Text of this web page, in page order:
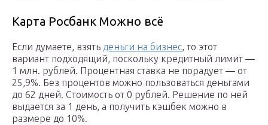
Карта Росбанк Можно всё
Если думаете, взять деньги на бизнес, то этот
вариант подходящий, поскольку кредитный лимит —
1 млн. рублей. Процентная ставка не порадует — от
25,9%. Без процентов можно пользоваться деньгами
до 62 дней. Стоимость от 0 рублей. Решение по ней
выдается за 1 день, а получить кэшбек можно в
размере до 10%.